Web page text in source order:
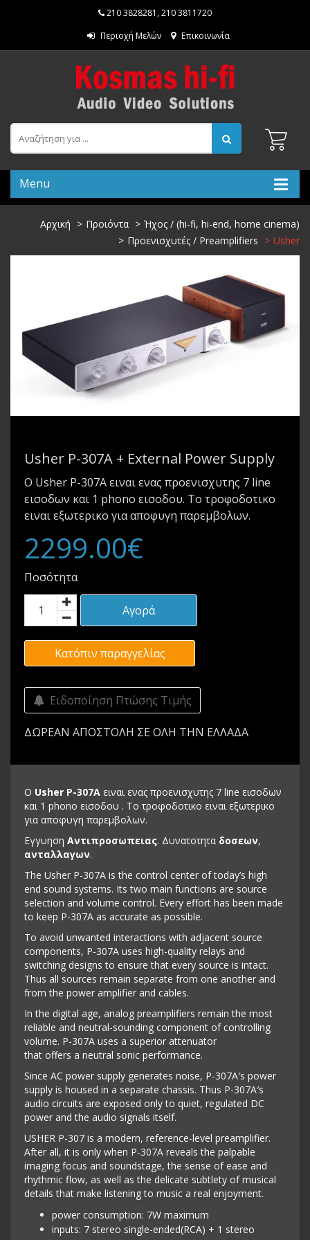
210 3828281 ,210 3811720
Περιοχή Μελών
Επικοινωνία
Menu
Αρχική Προιόντα
Ήχος / (hi-fi, hi-end, home cinema)
Προενισχυτές / Preamplifiers
Usher
Usher P-307A + External Power Supply
Ο Usher P-307A ειναι ενας προενισχυτης 7 line
εισοδων και 1 phono εισοδου. Το τροφοδοτικο
ειναι εξωτερικο για αποφυγη παρεμβολων.
2299.00€
Ποσότητα
Αγορά
Κατόπιν παραγγελίας
Ειδοποίηση Πτώσης Τιμής
ΔΩΡΕΑΝ ΑΠΟΣΤΟΛΗ ΣΕ ΟΛΗ ΤΗΝ ΕΛΛΑΔΑ
Ο Usher P-307A ειναι ενας προενισχυτης 7 line εισοδων
και 1 phono εισοδου . Το τροφοδοτικο ειναι εξωτερικο
για αποφυγη παρεμβολων.
Εγγυηση Αντιπροσωπειας. Δυνατοτητα δοσεων,
ανταλλαγων.
The Usher P-307A is the control center of today’s high
end sound systems. Its two main functions are source
selection and volume control. Every effort has been made
to keep P-307A as accurate as possible.
To avoid unwanted interactions with adjacent source
components, P-307A uses high-quality relays and
switching designs to ensure that every source is intact.
Thus all sources remain separate from one another and
from the power amplifier and cables.
In the digital age, analog preamplifiers remain the most
reliable and neutral-sounding component of controlling
volume. P-307A uses a superior attenuator
that offers a neutral sonic performance.
Since AC power supply generates noise, P-307A′s power
supply is housed in a separate chassis. Thus P-307A′s
audio circuits are exposed only to quiet, regulated DC
power and the audio signals itself.
USHER P-307 is a modern, reference-level preamplifier.
After all, it is only when P-307A reveals the palpable
imaging focus and soundstage, the sense of ease and
rhythmic flow, as well as the delicate subtlety of musical
details that make listening to music a real enjoyment.
power consumption: 7W maximum
inputs: 7 stereo single-ended(RCA) + 1 stereo